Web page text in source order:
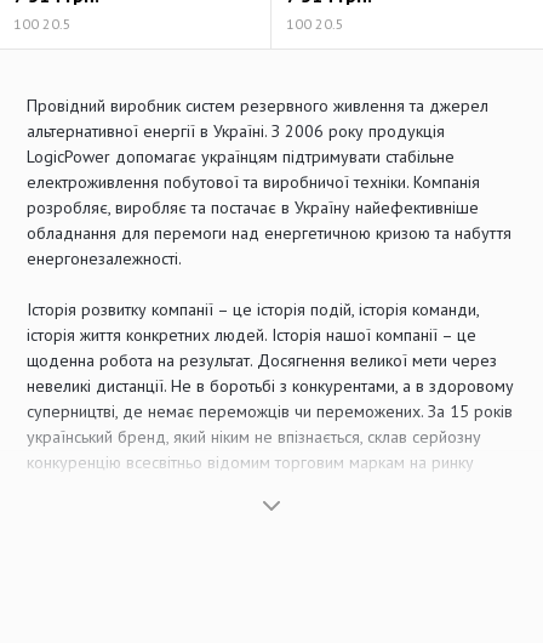
100 20.5 100 20.5
Провідний виробник систем резервного живлення та джерел
альтернативної енергії в Україні. З 2006 року продукція
LogicPower допомагає українцям підтримувати стабільне
електроживлення побутової та виробничої техніки. Компанія
розробляє, виробляє та постачає в Україну найефективніше
обладнання для перемоги над енергетичною кризою та набуття
енергонезалежності.
Історія розвитку компанії – це історія подій, історія команди,
історія життя конкретних людей. Історія нашої компанії – це
щоденна робота на результат. Досягнення великої мети через
невеликі дистанції. Не в боротьбі з конкурентами, а в здоровому
суперництві, де немає переможців чи переможених. За 15 років
український бренд, який ніким не впізнається, склав серйозну
конкуренцію всесвітньо відомим торговим маркам на ринку